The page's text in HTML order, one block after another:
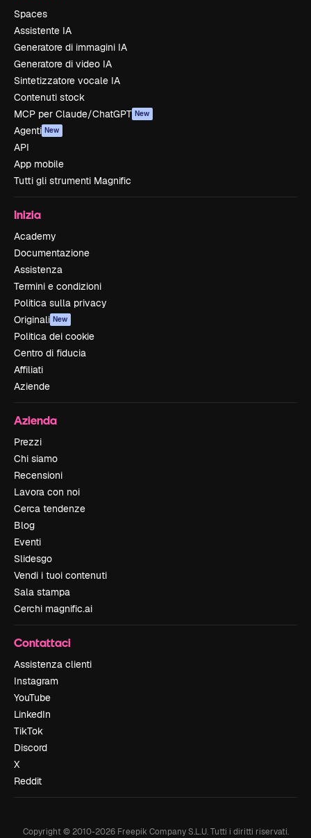
Spaces
Assistente IA
Generatore di immagini IA
Generatore di video IA
Sintetizzatore vocale IA
Contenuti stock
MCP per Claude/ChatGPT New
Agenti New
API
App mobile
Tutti gli strumenti Magnific
Inizia
Academy
Documentazione
Assistenza
Termini e condizioni
Politica sulla privacy
Originali New
Politica dei cookie
Centro di fiducia
Affiliati
Aziende
Azienda
Prezzi
Chi siamo
Recensioni
Lavora con noi
Cerca tendenze
Blog
Eventi
Slidesgo
Vendi i tuoi contenuti
Sala stampa
Cerchi magnific.ai
Contattaci
Assistenza clienti
Instagram
YouTube
LinkedIn
TikTok
Discord
X
Reddit
Copyright © 2010-2026Freepik Company S.L.U. Tutti i diritti riservati.